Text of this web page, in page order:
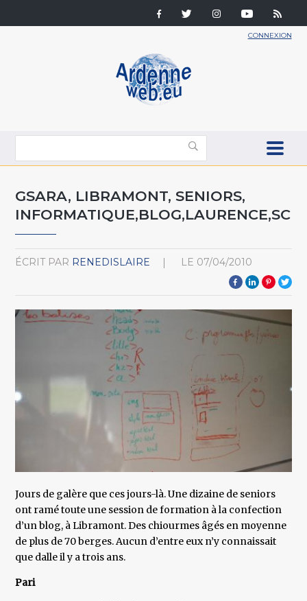
CONNEXION
GSARA, LIBRAMONT, SENIORS,
ÉCRIT PAR RENEDISLAIRE LE 07/04/2010
Jours de galère que ces jours-là. Une dizaine de seniors
ont ramé toute une session de formation à la confection
d’un blog, à Libramont. Des chiourmes âgés en moyenne
de plus de 70 berges. Aucun d’entre eux n’y connaissait
que dalle il y a trois ans.
Pari